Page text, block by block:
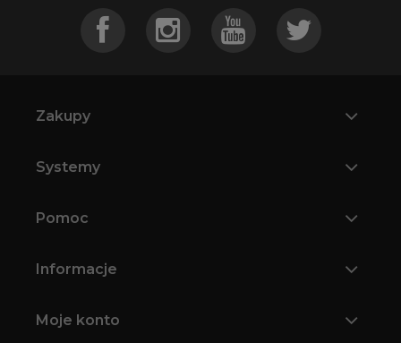
Zakupy
Systemy
Pomoc
Informacje
Moje konto